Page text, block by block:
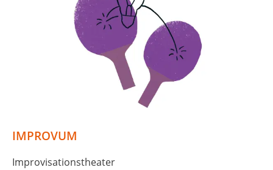
IMPROVUM
Improvisationstheater